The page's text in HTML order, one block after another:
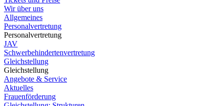
Wir über uns
Allgemeines
Personalvertretung
Personalvertretung
JAV
Schwerbehindertenvertretung
Gleichstellung
Gleichstellung
Angebote & Service
Aktuelles
Frauenförderung